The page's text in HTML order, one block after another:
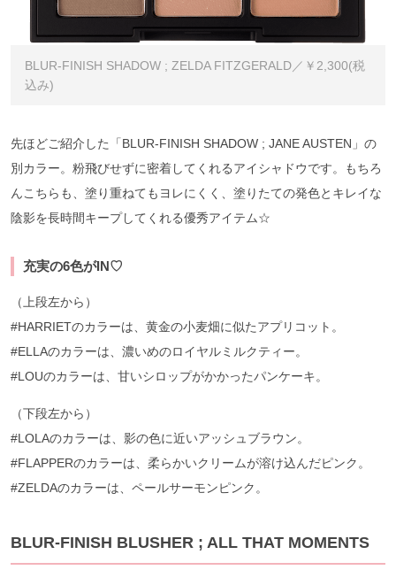
BLUR-FINISH SHADOW ; ZELDA FITZGERALD／￥2,300(税
込み)
先ほどご紹介した「BLUR-FINISH SHADOW ; JANE AUSTEN」の
別カラー。粉飛びせずに密着してくれるアイシャドウです。もちろ
んこちらも、塗り重ねてもヨレにくく、塗りたての発色とキレイな
陰影を長時間キープしてくれる優秀アイテム☆
充実の6色がIN♡
（上段左から）
#HARRIETのカラーは、黄金の小麦畑に似たアプリコット。
#ELLAのカラーは、濃いめのロイヤルミルクティー。
#LOUのカラーは、甘いシロップがかかったパンケーキ。
（下段左から）
#LOLAのカラーは、影の色に近いアッシュブラウン。
#FLAPPERのカラーは、柔らかいクリームが溶け込んだピンク。
#ZELDAのカラーは、ペールサーモンピンク。
BLUR-FINISH BLUSHER ; ALL THAT MOMENTS